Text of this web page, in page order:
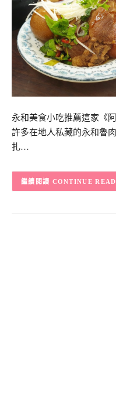
永和美食小吃推薦這家《
許多在地人私藏的永和魯
扎…
CONTINUE